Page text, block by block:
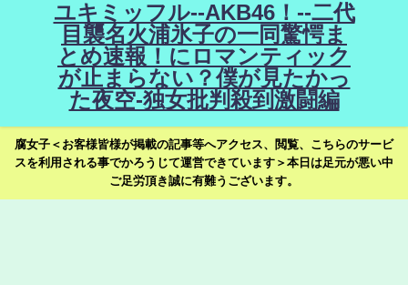
ユキミッフル--AKB46！--二代
目襲名火浦氷子の一同驚愕ま
とめ速報！にロマンティック
が止まらない？僕が見たかっ
た夜空-独女批判殺到激闘編
腐女子＜お客様皆様が掲載の記事等へアクセス、閲覧、こちらのサービ
スを利用される事でかろうじて運営できています＞本日は足元が悪い中
ご足労頂き誠に有難うございます。